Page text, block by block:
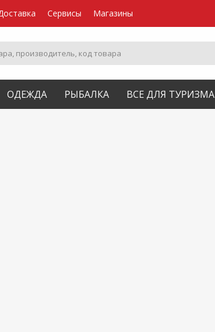
Сервисы Магазины
ОДЕЖДА РЫБАЛКА ВСЕ ДЛЯ ТУРИЗМА